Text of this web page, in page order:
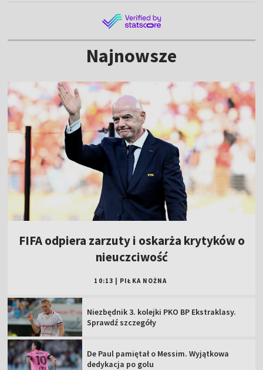
Najnowsze
FIFA odpiera zarzuty i oskarża krytyków o
nieuczciwość
10:13 PIŁKA NOŻNA
Niezbędnik 3. kolejki PKO BP Ekstraklasy.
Sprawdź szczegóły
De Paul pamiętał o Messim. Wyjątkowa
dedykacja po golu